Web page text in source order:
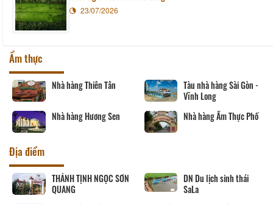
23/07/2026
Ẩm thực
Tàu nhà hàng Sài Gòn -
Nhà hàng Ẩm Thực Phố
Nhà hàng Phương Thủy
Nhà hàng Ngân Vinh
Địa điểm
DN Du lịch sinh thái
SaLa
CHÙA PHƯỚC HẬU